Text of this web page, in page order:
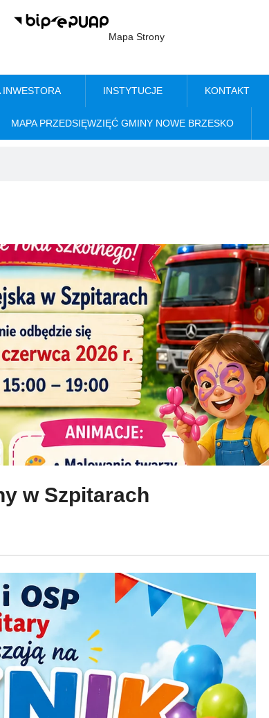
Mapa Strony
INWESTORA INSTYTUCJE KONTAKT
MAPA PRZEDSIĘWZIĘĆ GMINY NOWE BRZESKO
w Szpitarach